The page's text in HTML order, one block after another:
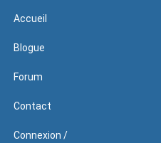
Accueil
Blogue
Forum
Contact
Connexion /